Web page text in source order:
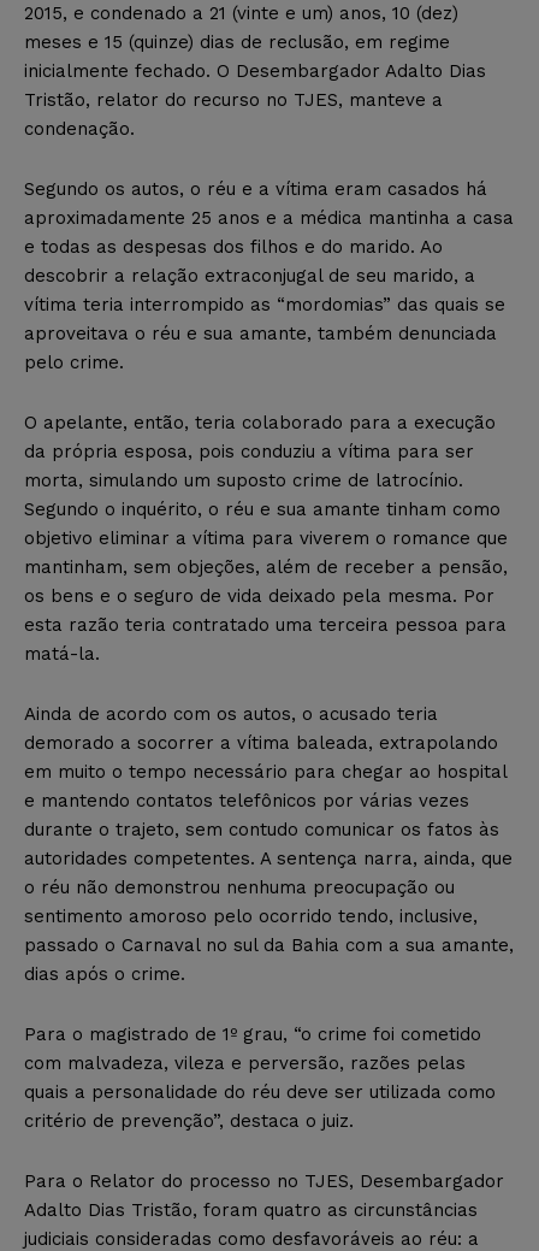
2015, e condenado a 21 (vinte e um) anos, 10 (dez)
meses e 15 (quinze) dias de reclusão, em regime
inicialmente fechado. O Desembargador Adalto Dias
Tristão, relator do recurso no TJES, manteve a
condenação.
Segundo os autos, o réu e a vítima eram casados há
aproximadamente 25 anos e a médica mantinha a casa
e todas as despesas dos filhos e do marido. Ao
descobrir a relação extraconjugal de seu marido, a
vítima teria interrompido as “mordomias” das quais se
aproveitava o réu e sua amante, também denunciada
pelo crime.
O apelante, então, teria colaborado para a execução
da própria esposa, pois conduziu a vítima para ser
morta, simulando um suposto crime de latrocínio.
Segundo o inquérito, o réu e sua amante tinham como
objetivo eliminar a vítima para viverem o romance que
mantinham, sem objeções, além de receber a pensão,
os bens e o seguro de vida deixado pela mesma. Por
esta razão teria contratado uma terceira pessoa para
matá-la.
Ainda de acordo com os autos, o acusado teria
demorado a socorrer a vítima baleada, extrapolando
em muito o tempo necessário para chegar ao hospital
e mantendo contatos telefônicos por várias vezes
durante o trajeto, sem contudo comunicar os fatos às
autoridades competentes. A sentença narra, ainda, que
o réu não demonstrou nenhuma preocupação ou
sentimento amoroso pelo ocorrido tendo, inclusive,
passado o Carnaval no sul da Bahia com a sua amante,
dias após o crime.
Para o magistrado de 1º grau, “o crime foi cometido
com malvadeza, vileza e perversão, razões pelas
quais a personalidade do réu deve ser utilizada como
critério de prevenção”, destaca o juiz.
Para o Relator do processo no TJES, Desembargador
Adalto Dias Tristão, foram quatro as circunstâncias
judiciais consideradas como desfavoráveis ao réu: a